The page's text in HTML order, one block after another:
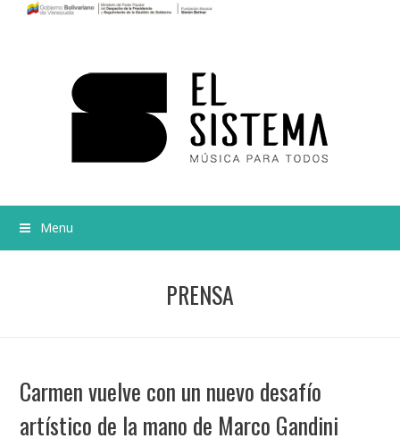
Menu
PRENSA
Carmen vuelve con un nuevo desafío
artístico de la mano de Marco Gandini